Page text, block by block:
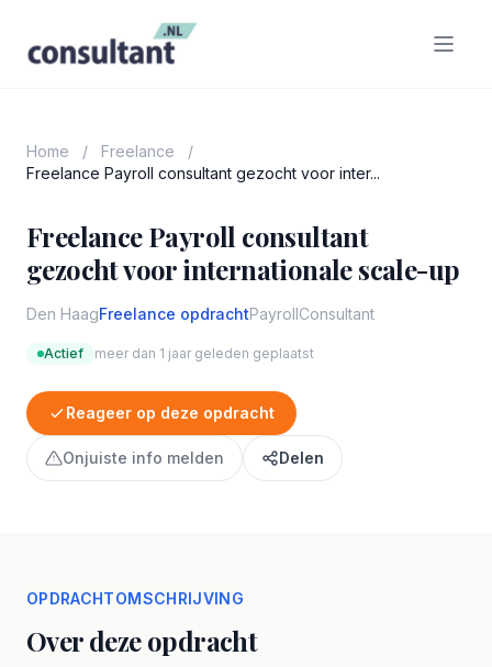
Home / Freelance
/
Freelance Payroll consultant gezocht voor inter...
Freelance Payroll consultant
gezocht voor internationale scale-up
Den HaagFreelance opdrachtPayrollConsultant
Actief meer dan 1 jaar geleden geplaatst
Reageer op deze opdracht
Onjuiste info melden Delen
OPDRACHTOMSCHRIJVING
Over deze opdracht